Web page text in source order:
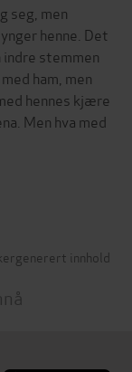
seg, men
henne. Det
indre stemmen
ham, men
hennes kjære
Men hva med
innhold